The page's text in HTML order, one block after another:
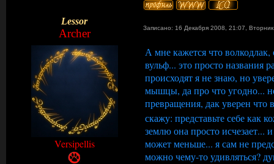
Lessor
Archer Записано: 16 Декабря 2008, 21:07,
Versipellis
А мне кажется что волкодлак,
вульф... это просто названия
происходят я не знаю, но
мышцы, да про что угодно...
превращения, дак уверен что
скажу: представьте себе как
землю она просто исчезает...
может меньше... я сам не
можно чему-то удивляться?